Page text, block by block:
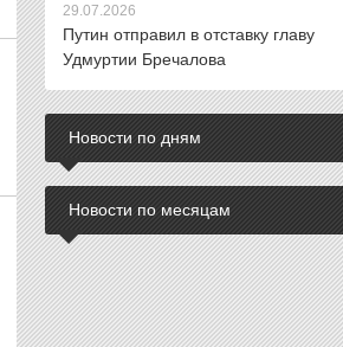
29.07.2026
Путин отправил в отставку главу
Удмуртии Бречалова
Новости по дням
Новости по месяцам